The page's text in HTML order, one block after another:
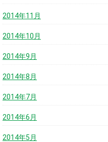
2014年11月
2014年10月
2014年9月
2014年8月
2014年7月
2014年6月
2014年5月